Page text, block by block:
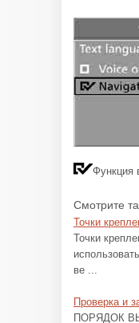
Функция
Смотрите
Точки
Точки
ве ...
Проверка и
ПОРЯДОК